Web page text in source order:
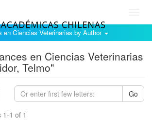
en Ciencias Veterinarias by Author
en Ciencias Veterinarias
Telmo"
Go
1-1 of 1